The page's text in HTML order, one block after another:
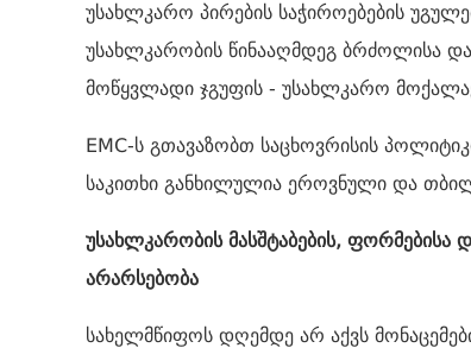
უსახლკარო პირების საჭიროებების
უსახლკარობის წინააღმდეგ ბრძოლისა
მოწყვლადი ჯგუფის - უსახლკარო
EMC-ს გთავაზობთ საცხოვრისის
საკითხი განხილულია ეროვნული და
უსახლკარობის მასშტაბების, ფორმებისა
არარსებობა
სახელმწიფოს დღემდე არ აქვს